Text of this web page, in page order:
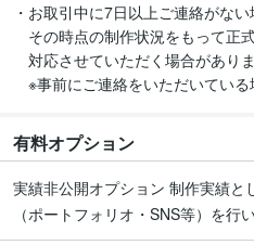
・お取引中に7日以上ご連絡がない
その時点の制作状況をもって正
対応させていただく場合がありま
※事前にご連絡をいただいている
有料オプション
実績非公開オプション 制作実績と
（ポートフォリオ・SNS等）を行